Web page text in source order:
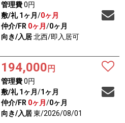
管理費0円
敷/礼 1ヶ月 /0ヶ月
仲介/FR 0ヶ月 /0ヶ月
向き/入居北西/即入居可
194,000 円
管理費0円
敷/礼 1ヶ月 /1ヶ月
仲介/FR 0ヶ月 /0ヶ月
向き/入居東/2026/08/01